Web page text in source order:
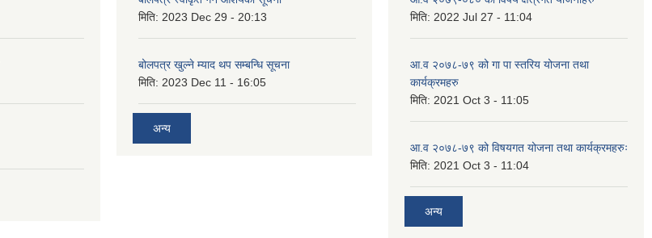
मिति: 2023 Dec 29 - 20:13
बोलपत्र खुल्ने म्याद थप सम्बन्धि सूचना
मिति: 2023 Dec 11 - 16:05
अन्य
मिति: 2022 Jul 27 - 11:04
आ.व २०७८-७९ को गा पा स्तरिय योजना तथा
कार्यक्रमहरु
मिति: 2021 Oct 3 - 11:05
आ.व २०७८-७९ को विषयगत योजना तथा कार्यक्रमहरुः
मिति: 2021 Oct 3 - 11:04
अन्य